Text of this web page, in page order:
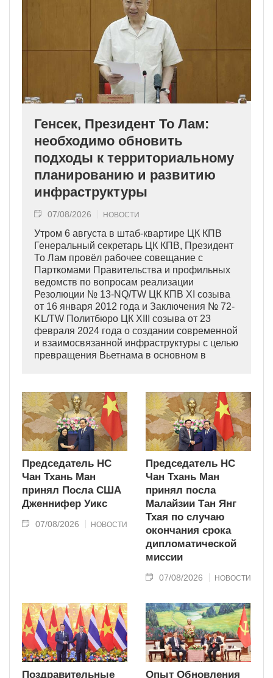
Генсек, Президент То Лам:
необходимо обновить
подходы к территориальному
планированию и развитию
инфраструктуры
07/08/2026 НОВОСТИ
Утром 6 августа в штаб-квартире ЦК КПВ
Генеральный секретарь ЦК КПВ, Президент
То Лам провёл рабочее совещание с
Парткомами Правительства и профильных
ведомств по вопросам реализации
Резолюции № 13-NQ/TW ЦК КПВ XI созыва
от 16 января 2012 года и Заключения № 72-
KL/TW Политбюро ЦК XIII созыва от 23
февраля 2024 года о создании современной
и взаимосвязанной инфраструктуры с целью
превращения Вьетнама в основном в
Председатель НС
Чан Тхань Ман
принял Посла США
Дженнифер Уикс
07/08/2026 НОВОСТИ
Председатель НС
Чан Тхань Ман
принял посла
Малайзии Тан Янг
Тхая по случаю
окончания срока
дипломатической
миссии
07/08/2026 НОВОСТИ
Поздравительные Опыт Обновления